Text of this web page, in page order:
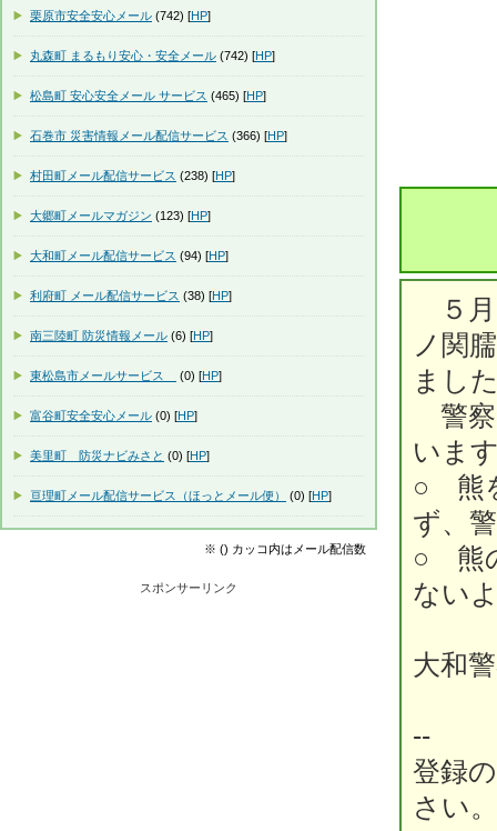
５月
ノ関
まし
警察
いま
○ 熊
ず、
○ 熊
ない
大和
--
登録
さい。
栗原市安全安心メール (742) [HP]
丸森町 まるもり安心・安全メール (742) [HP]
松島町 安心安全メール サービス (465) [HP]
石巻市 災害情報メール配信サービス (366) [HP]
村田町メール配信サービス (238) [HP]
大郷町メールマガジン (123) [HP]
大和町メール配信サービス (94) [HP]
利府町 メール配信サービス (38) [HP]
南三陸町 防災情報メール (6) [HP]
東松島市メールサービス (0) [HP]
富谷町安全安心メール (0) [HP]
美里町 防災ナビみさと (0) [HP]
亘理町メール配信サービス（ほっとメール便） (0) [HP]
※ () カッコ内はメール配信数
スポンサーリンク